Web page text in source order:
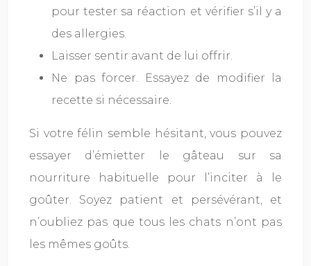
pour tester sa réaction et vérifier s’il y a
des allergies.
Laisser sentir avant de lui offrir.
Ne pas forcer. Essayez de modifier la
recette si nécessaire.
Si votre félin semble hésitant, vous pouvez
essayer d’émietter le gâteau sur sa
nourriture habituelle pour l’inciter à le
goûter. Soyez patient et persévérant, et
n’oubliez pas que tous les chats n’ont pas
les mêmes goûts.